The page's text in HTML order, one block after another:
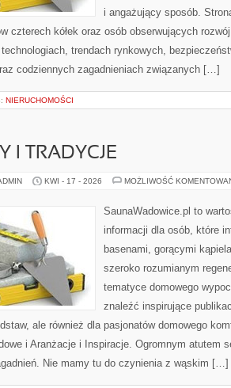
i angażujący sposób.
czterech kółek oraz osób obserwujących
trendach rynkowych,
codziennych zagadnieniach związanych […]
NIERUCHOMOŚCI
I TRADYCJE
KWI - 17 - 2026 MOŻLIWOŚĆ
SaunaWadowice.pl to
informacji dla osób, które
basenami, gorącymi
szeroko rozumianym
tematyce domowego
znaleźć inspirujące
ale również dla pasjonatów domowego
i Aranżacje i Inspiracje. Ogromnym atutem
Nie mamy tu do czynienia z wąskim […]